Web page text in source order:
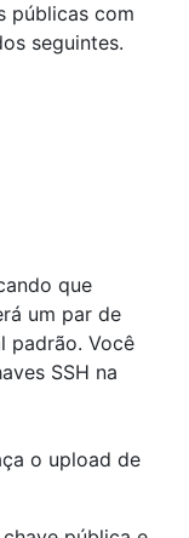
públicas com
seguintes.
que
um par de
padrão. Você
SSH na
o upload de